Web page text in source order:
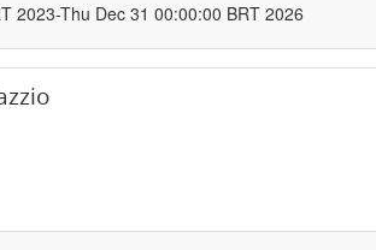
2023-Thu Dec 31 00:00:00 BRT 2026